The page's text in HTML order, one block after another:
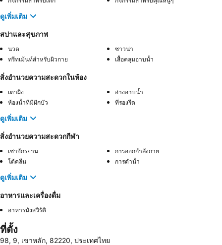
ดูเพิ่มเติม
สปาและสุขภาพ
นวด
ซาวน่า
ทรีทเม้นท์สำหรับผิวกาย
เสื้อคลุมอาบน้ำ
สิ่งอำนวยความสะดวกในห้อง
เตาผิง
อ่างอาบน้ำ
ห้องน้ำที่มีฝักบัว
ที่รองรีด
ดูเพิ่มเติม
สิ่งอำนวยความสะดวกกีฬา
เช่าจักรยาน
การออกกำลังกาย
โต้คลื่น
การดำน้ำ
ดูเพิ่มเติม
อาหารและเครื่องดื่ม
อาหารมังสวิรัติ
ที่ตั้ง
98, 9, เขาหลัก, 82220, ประเทศไทย